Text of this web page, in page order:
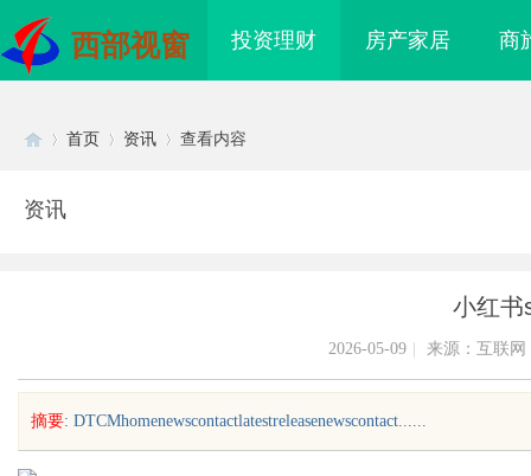
西部视窗 投资理财 房产家居 商
首页 资讯 查看内容
资讯
小红书
2026-05-09 来源：互联网
摘要: DTCMhomenewscontactlatestreleasenewscontact......